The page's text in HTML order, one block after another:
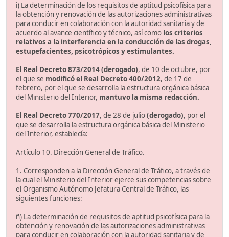
i) La determinación de los requisitos de aptitud psicofísica para
la obtención y renovación de las autorizaciones administrativas
para conducir en colaboración con la autoridad sanitaria y de
acuerdo al avance científico y técnico, así como los criterios
relativos a la interferencia en la conducción de las drogas,
estupefacientes, psicotrópicos y estimulantes.
El Real Decreto 873/2014 (derogado), de 10 de octubre, por
el que se modificóel Real Decreto 400/2012, de 17 de
febrero, por el que se desarrolla la estructura orgánica básica
del Ministerio del Interior, mantuvo la misma redacción.
El Real Decreto 770/2017, de 28 de julio(derogado), por el
que se desarrolla la estructura orgánica básica del Ministerio
del Interior, establecía:
Artículo 10. Dirección General de Tráfico.
1. Corresponden a la Dirección General de Tráfico, a través de
la cual el Ministerio del Interior ejerce sus competencias sobre
el Organismo Autónomo Jefatura Central de Tráfico, las
siguientes funciones:
ñ) La determinación de requisitos de aptitud psicofísica para la
obtención y renovación de las autorizaciones administrativas
para conducir en colaboración con la autoridad sanitaria y de